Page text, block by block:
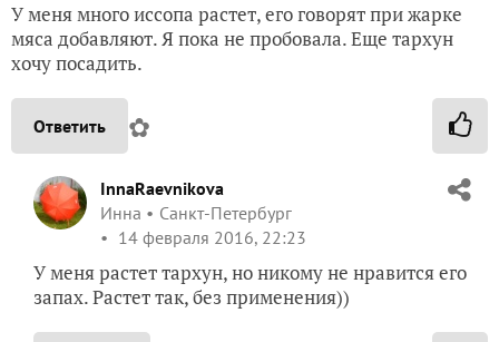
У меня много иссопа растет, его говорят при жарке
мяса добавляют. Я пока не пробовала. Еще тархун
хочу посадить.
Ответить ✿
InnaRaevnikova
Инна
Санкт-Петербург
14 февраля 2016, 22:23
У меня растет тархун, но никому не нравится его
запах. Растет так, без применения))